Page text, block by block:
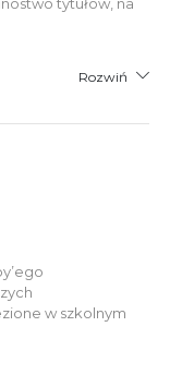
tytułów, na
Rozwiń
w szkolnym